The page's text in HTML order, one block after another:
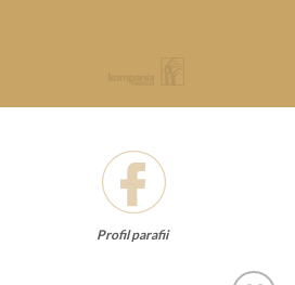
Profil parafii